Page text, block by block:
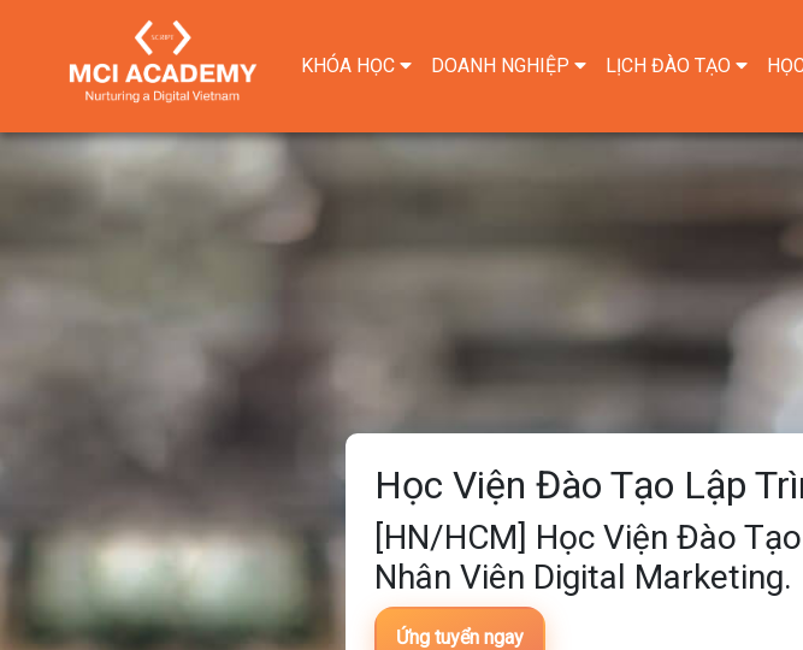
KHÓA HỌC DOANH NGHIỆP LỊCH ĐÀO TẠO
Học Viện Đào Tạo Lập
[HN/HCM] Học Viện Đào
Nhân Viên Digital Marketing.
Ứng tuyển ngay